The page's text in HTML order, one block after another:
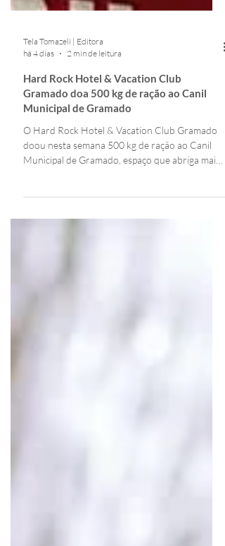
há 4 dias
2 min de leitura
Hard Rock Hotel & Vacation Club
Gramado doa 500 kg de ração ao Canil
Municipal de Gramado
O Hard Rock Hotel & Vacation Club Gramado
doou nesta semana 500 kg de ração ao Canil
de 100 cães em situação de vulnerabilidade.